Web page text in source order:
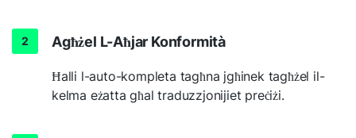
Agħżel L-Aħjar Konformità
Ħalli l-auto-kompleta tagħna jgħinek tagħżel il-
kelma eżatta għal traduzzjonijiet preċiżi.